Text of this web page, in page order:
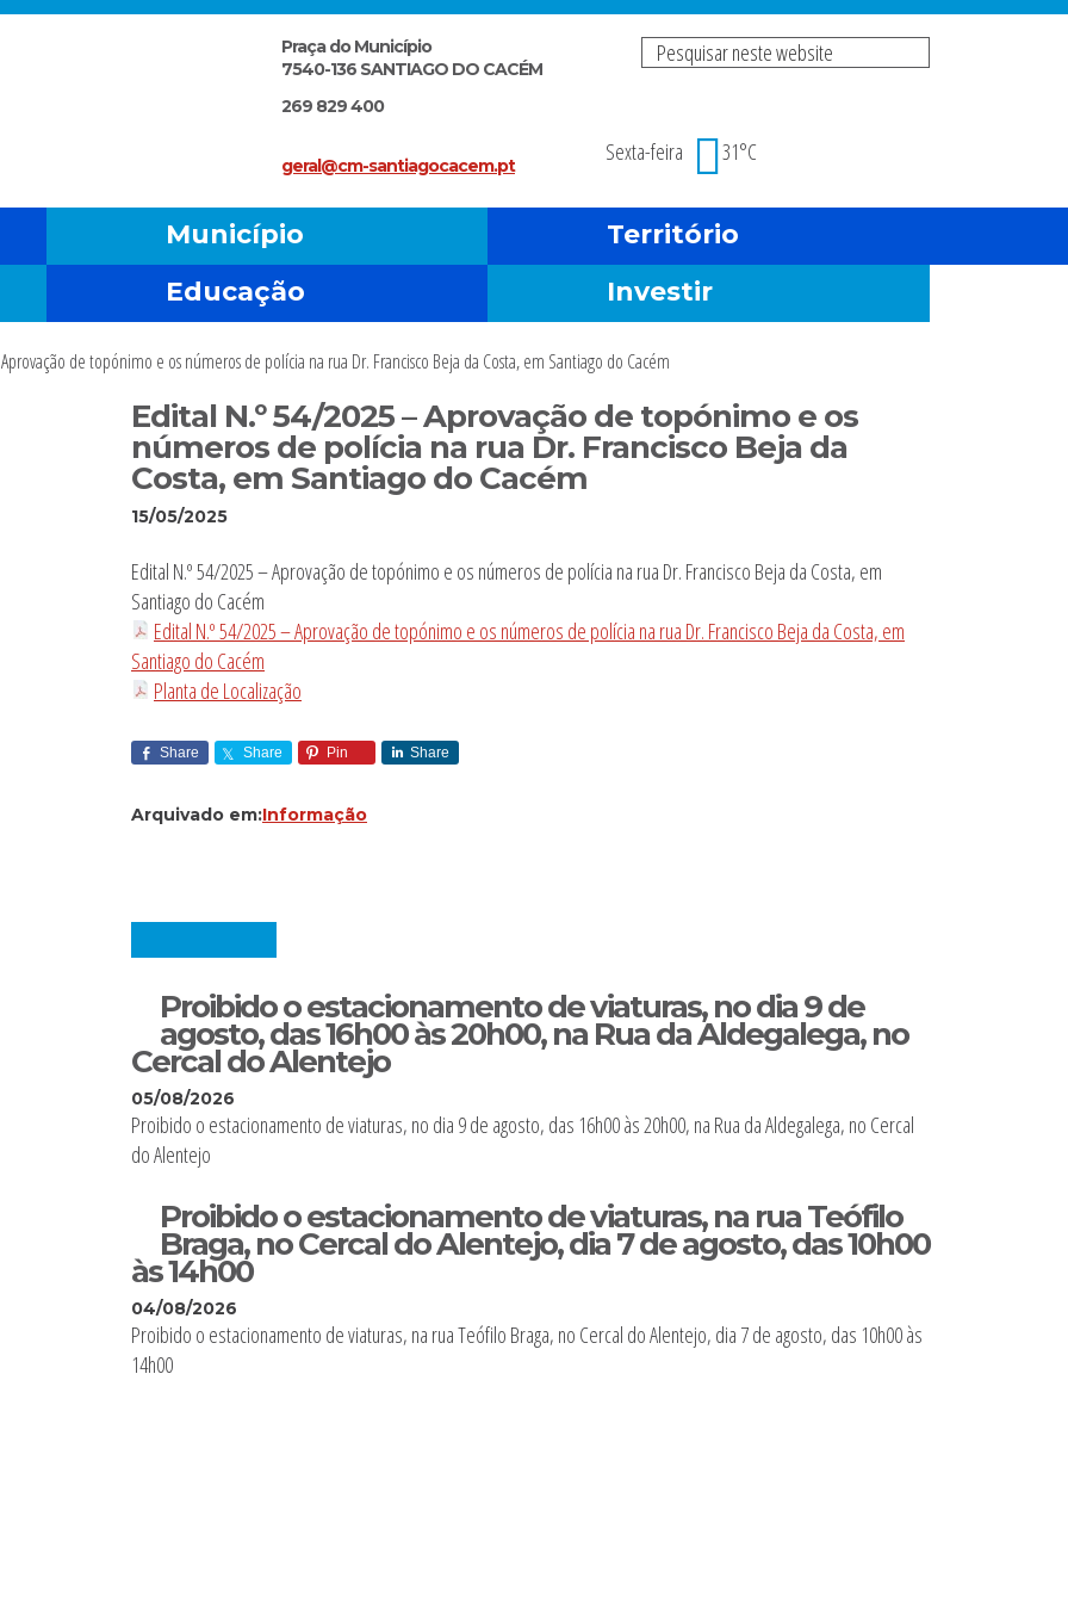
Pesquisar
Sexta-feira
31°C
Praça do Município
7540-136 SANTIAGO DO CACÉM
269 829 400
geral@cm-santiagocacem.pt
Município
Território
Educação Investir
de topónimo e os números de polícia na rua Dr. Francisco Beja da Costa, em Santiago do Cacém
Edital N.º 54/2025 – Aprovação de topónimo e os
números de polícia na rua Dr. Francisco Beja da
Costa, em Santiago do Cacém
15/05/2025
Edital N.º 54/2025 – Aprovação de topónimo e os números de polícia na rua Dr. Francisco Beja da Costa, em
Santiago do Cacém
Edital N.º 54/2025 – Aprovação de topónimo e os números de polícia na rua Dr. Francisco Beja da Costa, em
Santiago do Cacém
Planta de Localização
Share Share Pin Share
Arquivado em:Informação
Proibido o estacionamento de viaturas, no dia 9 de
agosto, das 16h00 às 20h00, na Rua da Aldegalega, no
Cercal do Alentejo
05/08/2026
Proibido o estacionamento de viaturas, no dia 9 de agosto, das 16h00 às 20h00, na Rua da Aldegalega, no Cercal
do Alentejo
Proibido o estacionamento de viaturas, na rua Teófilo
Braga, no Cercal do Alentejo, dia 7 de agosto, das 10h00
às 14h00
04/08/2026
Proibido o estacionamento de viaturas, na rua Teófilo Braga, no Cercal do Alentejo, dia 7 de agosto, das 10h00 às
14h00